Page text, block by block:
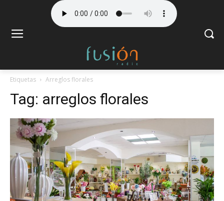
Etiquetas Arreglos florales
Tag: arreglos florales